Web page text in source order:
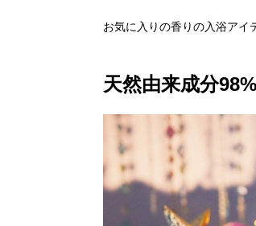
お気に入りの香りの入浴アイ
天然由来成分